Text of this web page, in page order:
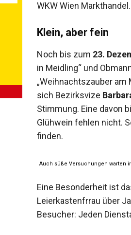
WKW Wien Markthandel.
Klein, aber fein
Noch bis zum 23.
in Meidling“ und
„Weihnachtszauber am
sich Bezirksvize
Stimmung. Eine davon
Glühwein fehlen nicht.
finden.
Auch süße Versuchungen warten
Eine Besonderheit ist
Leierkastenfrrau über
Besucher: Jeden